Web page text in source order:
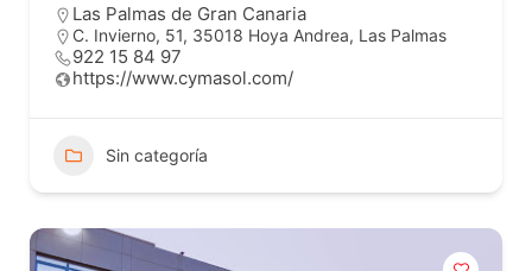
Las Palmas de Gran Canaria
C. Invierno, 51, 35018 Hoya Andrea, Las Palmas
922 15 84 97
https://www.cymasol.com/
Sin categoría